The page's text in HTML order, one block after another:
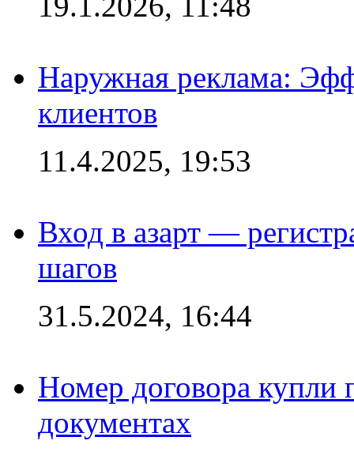
Наружная реклама:
клиентов
11.4.2025, 19:53
Вход в азарт —
шагов
31.5.2024, 16:44
Номер договора купли
документах